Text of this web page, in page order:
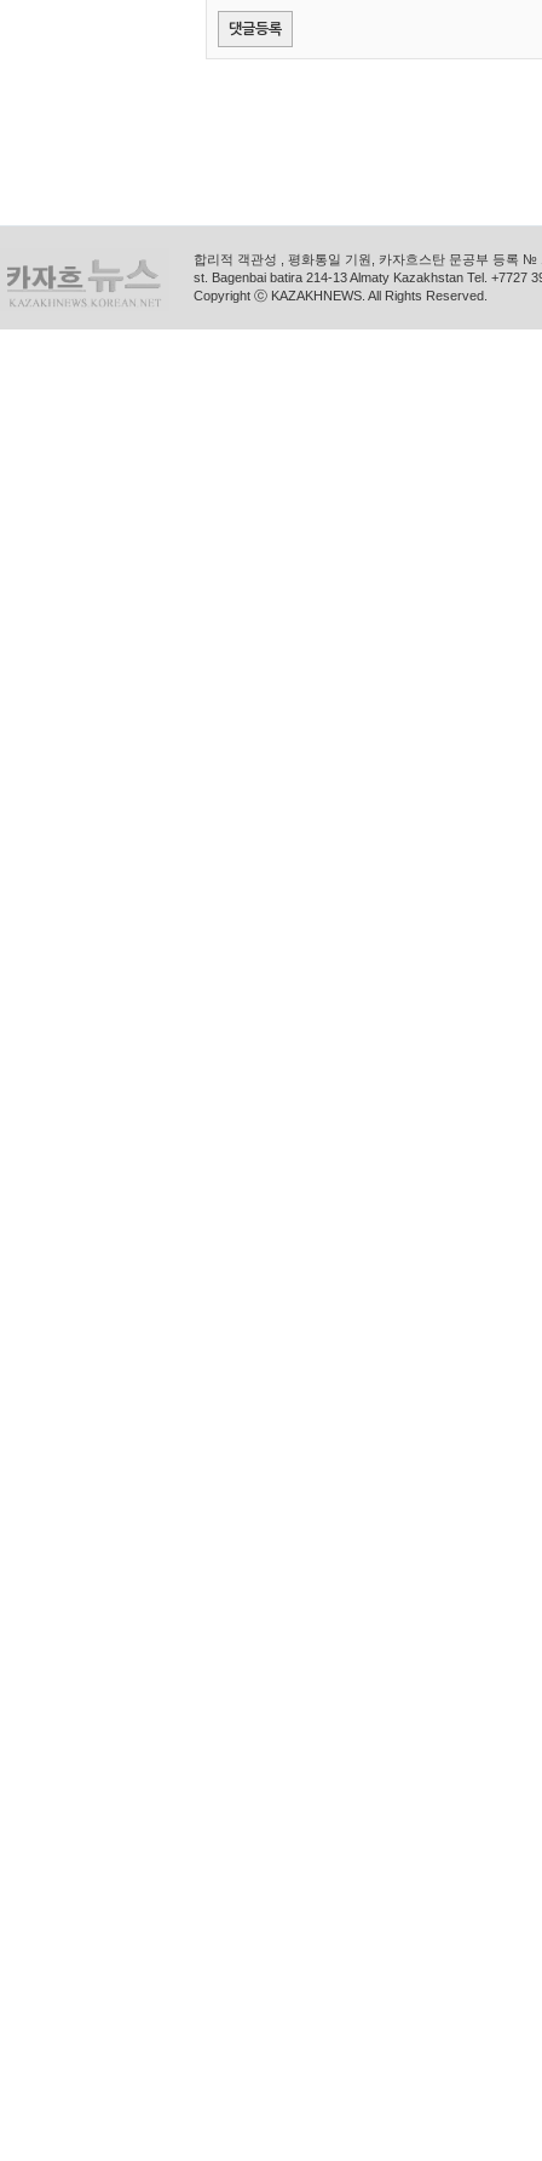
합리적 객관성 , 평화통일 기원, 카자흐스탄 문공부 등록
st. Bagenbai batira 214-13 Almaty Kazakhstan Tel. +7727
Copyright ⓒ KAZAKHNEWS. All Rights Reserved.